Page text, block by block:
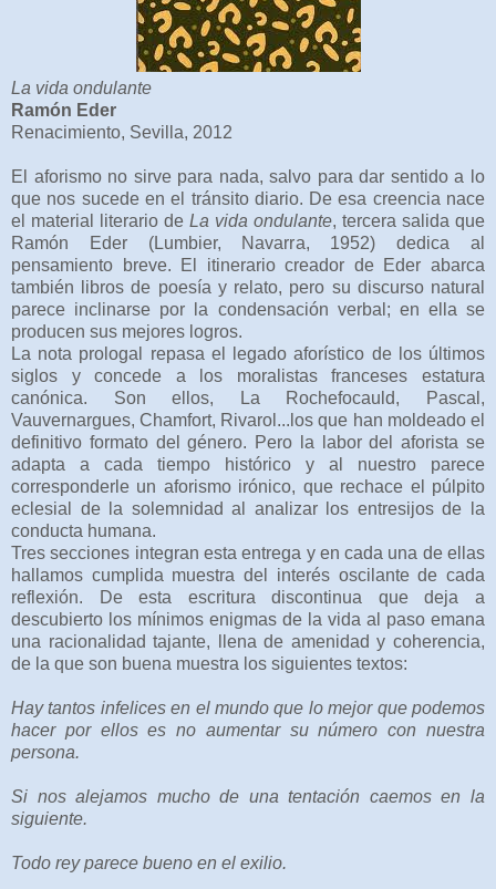
La vida ondulante
Ramón Eder
Renacimiento, Sevilla, 2012
El aforismo no sirve para nada, salvo para dar sentido a lo
que nos sucede en el tránsito diario. De esa creencia nace
el material literario de La vida ondulante, tercera salida que
Ramón Eder (Lumbier, Navarra, 1952) dedica al
pensamiento breve. El itinerario creador de Eder abarca
también libros de poesía y relato, pero su discurso natural
parece inclinarse por la condensación verbal; en ella se
producen sus mejores logros.
La nota prologal repasa el legado aforístico de los últimos
siglos y concede a los moralistas franceses estatura
canónica. Son ellos, La Rochefocauld, Pascal,
Vauvernargues, Chamfort, Rivarol...los que han moldeado el
definitivo formato del género. Pero la labor del aforista se
adapta a cada tiempo histórico y al nuestro parece
corresponderle un aforismo irónico, que rechace el púlpito
eclesial de la solemnidad al analizar los entresijos de la
conducta humana.
Tres secciones integran esta entrega y en cada una de ellas
hallamos cumplida muestra del interés oscilante de cada
reflexión. De esta escritura discontinua que deja a
descubierto los mínimos enigmas de la vida al paso emana
una racionalidad tajante, llena de amenidad y coherencia,
de la que son buena muestra los siguientes textos:
Hay tantos infelices en el mundo que lo mejor que podemos
hacer por ellos es no aumentar su número con nuestra
persona.
Si nos alejamos mucho de una tentación caemos en la
siguiente.
Todo rey parece bueno en el exilio.